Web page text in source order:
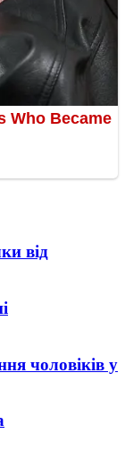
від
чоловіків у